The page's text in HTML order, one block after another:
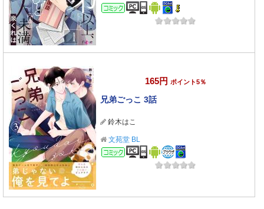
コミック
165円 ポイント5％
兄弟ごっこ 3話
鈴木はこ
文苑堂 BL
コミック